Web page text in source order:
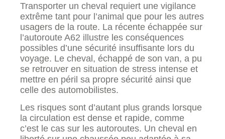
Transporter un cheval requiert une vigilance
extrême tant pour l’animal que pour les autres
usagers de la route. La récente échappée sur
l’autoroute A62 illustre les conséquences
possibles d’une sécurité insuffisante lors du
voyage. Le cheval, échappé de son van, a pu
se retrouver en situation de stress intense et
mettre en péril sa propre sécurité ainsi que
celle des automobilistes.
Les risques sont d’autant plus grands lorsque
la circulation est dense et rapide, comme
c’est le cas sur les autoroutes. Un cheval en